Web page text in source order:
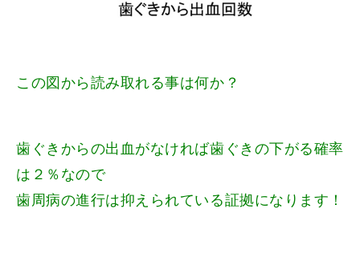
この図から読み取れる事は何か？
歯ぐきからの出血がなければ歯ぐきの下がる確率
は２％なので
歯周病の進行は抑えられている証拠になります！